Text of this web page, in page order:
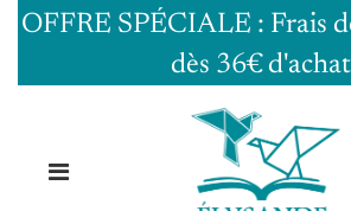
OFFRE SPÉCIALE : Frais
dès 36€